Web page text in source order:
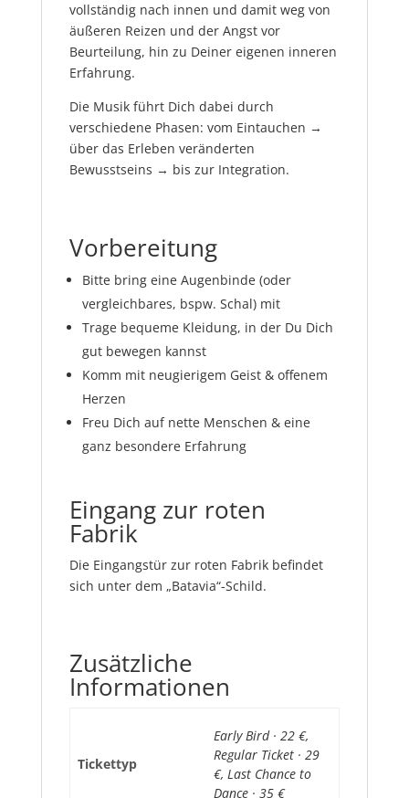
vollständig nach innen und damit weg von
äußeren Reizen und der Angst vor
Beurteilung, hin zu Deiner eigenen inneren
Erfahrung.
Die Musik führt Dich dabei durch
verschiedene Phasen: vom Eintauchen →
über das Erleben veränderten
Bewusstseins → bis zur Integration.
Vorbereitung
Bitte bring eine Augenbinde (oder
vergleichbares, bspw. Schal) mit
Trage bequeme Kleidung, in der Du Dich
gut bewegen kannst
Komm mit neugierigem Geist & offenem
Herzen
Freu Dich auf nette Menschen & eine
ganz besondere Erfahrung
Eingang zur roten
Fabrik
Die Eingangstür zur roten Fabrik befindet
sich unter dem „Batavia“-Schild.
Zusätzliche
Informationen
Tickettyp
Early Bird · 22 €,
Regular Ticket · 29
€, Last Chance to
Dance · 35 €